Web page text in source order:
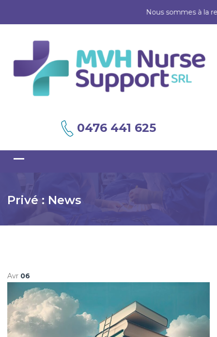
Nous sommes à la
0476 441 625
Privé : News
Avr 06